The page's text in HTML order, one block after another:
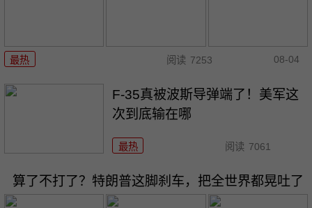
最热 阅读 7253 08-04
F-35真被波斯导弹端了！美军这
次到底输在哪
最热 阅读 7061
算了不打了？特朗普这脚刹车，把全世界都晃吐了